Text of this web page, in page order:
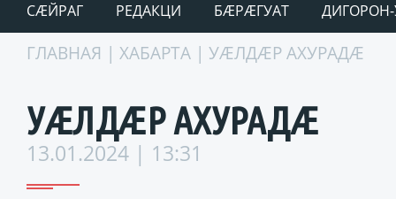
СÆЙРАГ РЕДАКЦИ БÆРÆГУАТ ДИГОРОН-
ГЛАВНАЯ | ХАБАРТА | УÆЛДÆР АХУРАДÆ
УÆЛДÆР АХУРАДÆ
13.01.2024 | 13:31